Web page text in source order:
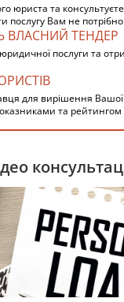
юриста та
послугу Вам не
ВЛАСНИЙ ТЕНДЕР
послуги та
для вирішення
та рейтингом